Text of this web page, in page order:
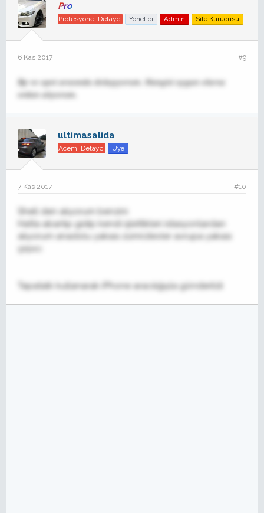
Pro
Profesyonel Detaycı Yönetici Admin Site Kurucusu
6 Kas 2017 #9
Bp ve opet arasında dolaşıyorum. Hangisi uygun olursa
ordan alıyorum.
ultimasalida
Acemi Detaycı Üye
7 Kas 2017 #10
Shell den alıyorum benzini
Hatta abartıp gidip kendi işlettikleri istasyonlardan
alıyorum anadolu yakası zümrütevler avrupa yakası
çırpıcı
Tapatalk kullanarak iPhone aracılığıyla gönderildi